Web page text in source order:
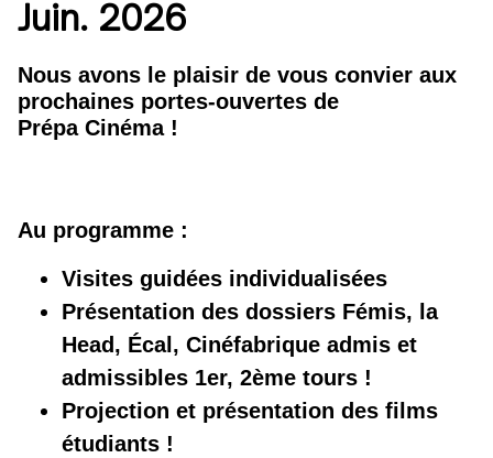
Juin. 2026
Nous avons le plaisir de vous convier aux
prochaines portes-ouvertes de
Prépa Cinéma !
Au programme :
Visites guidées individualisées
Présentation des dossiers Fémis, la
Head, Écal, Cinéfabrique admis et
admissibles 1er, 2ème tours !
Projection et présentation des films
étudiants !